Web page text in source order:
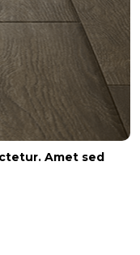
Amet sed